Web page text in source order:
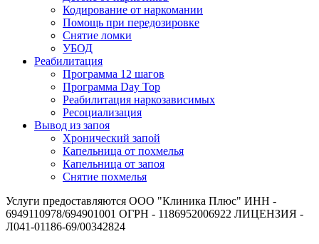
Кодирование от наркомании
Помощь при передозировке
Снятие ломки
УБОД
Реабилитация
Программа 12 шагов
Программа Day Top
Реабилитация наркозависимых
Ресоциализация
Вывод из запоя
Хронический запой
Капельница от похмелья
Капельница от запоя
Снятие похмелья
Услуги предоставляются ООО "Клиника Плюс" ИНН -
6949110978/694901001 ОГРН - 1186952006922 ЛИЦЕНЗИЯ -
Л041-01186-69/00342824